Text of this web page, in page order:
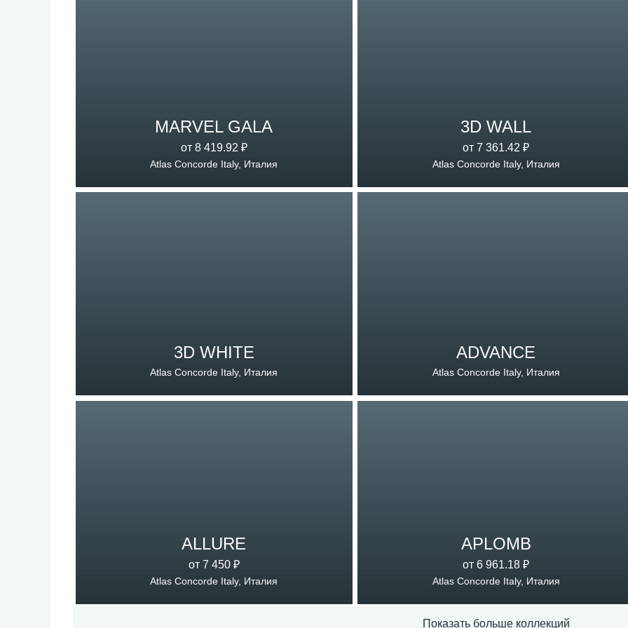
MARVEL GALA
от 8 419.92 ₽
Atlas Concorde Italy, Италия
3D WALL
от 7 361.42 ₽
Atlas Concorde Italy, Италия
3D WHITE
Atlas Concorde Italy, Италия
ADVANCE
Atlas Concorde Italy, Италия
ALLURE
от 7 450 ₽
Atlas Concorde Italy, Италия
APLOMB
от 6 961.18 ₽
Atlas Concorde Italy, Италия
Показать больше коллекций